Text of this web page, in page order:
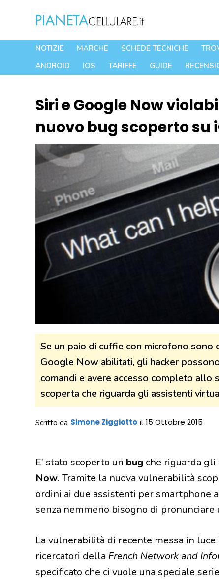
contenuto
NOTIZIE MARCHE SCHEDE TECNICHE
ANDROID
IOS TARIFFE GUIDE
Siri e Google Now
nuovo bug scoperto su
Se un paio di cuffie con microfono
Google Now abilitati, gli hacker
comandi e avere accesso completo allo
scoperta che riguarda gli assistenti
Scritto da Simone Ziggiotto il 15 Ottobre 2015
E’ stato scoperto un bug che riguarda
Now. Tramite la nuova vulnerabilità
ordini ai due assistenti per smartphone
senza nemmeno bisogno di pronunciare
La vulnerabilità di recente messa in
ricercatori della French Network and
specificato che ci vuole una speciale